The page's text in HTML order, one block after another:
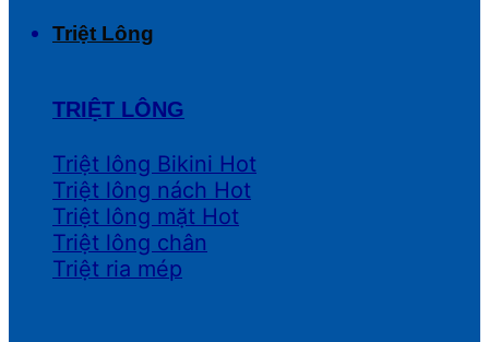
Triệt Lông
TRIỆT LÔNG
Triệt lông Bikini
Triệt lông nách
Triệt lông mặt
Triệt lông chân
Triệt ria mép